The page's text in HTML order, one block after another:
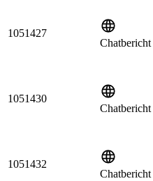
1051427
Chatbericht
1051430
Chatbericht
1051432
Chatbericht